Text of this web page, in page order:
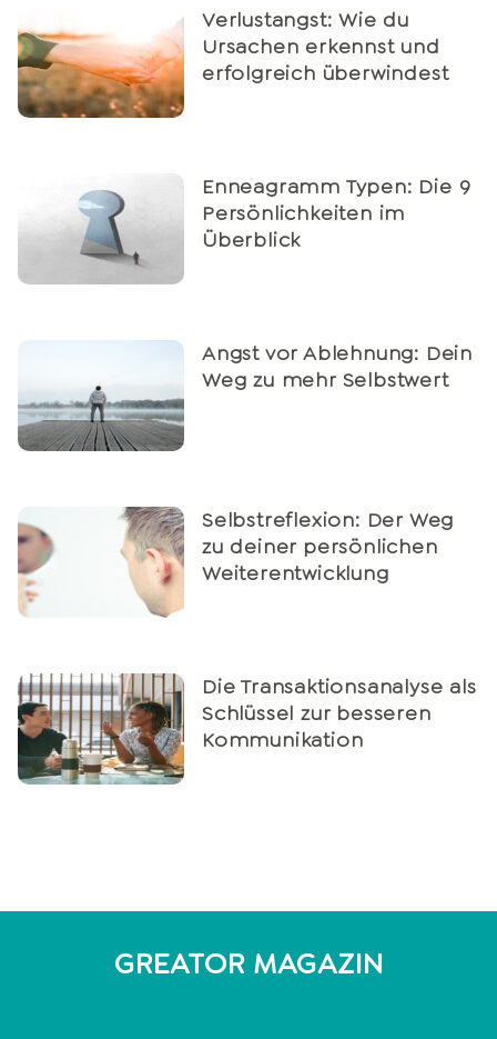
Verlustangst: Wie du
Ursachen erkennst und
erfolgreich überwindest
Enneagramm Typen: Die 9
Persönlichkeiten im
Überblick
Angst vor Ablehnung: Dein
Weg zu mehr Selbstwert
Selbstreflexion: Der Weg
zu deiner persönlichen
Weiterentwicklung
Die Transaktionsanalyse als
Schlüssel zur besseren
Kommunikation
GREATOR MAGAZIN